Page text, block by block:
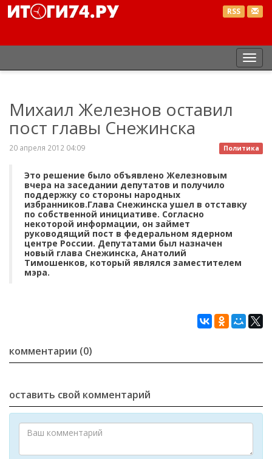
RSS
Михаил Железнов оставил
пост главы Снежинска
Политика
20 апреля 2012 04:09
Это решение было объявлено Железновым
вчера на заседании депутатов и получило
поддержку со стороны народных
избранников.Глава Снежинска ушел в отставку
по собственной инициативе. Согласно
некоторой информации, он займет
руководящий пост в федеральном ядерном
центре России. Депутатами был назначен
новый глава Снежинска, Анатолий
Тимошенков, который являлся заместителем
мэра.
комментарии (0)
оставить свой комментарий